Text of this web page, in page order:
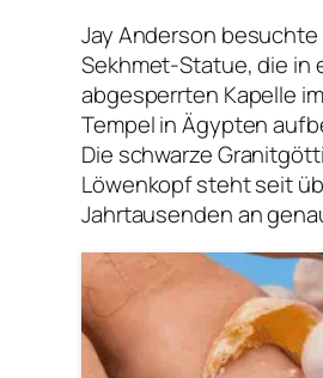
Jay Anderson besuchte
Sekhmet-Statue, die in
abgesperrten Kapelle
Tempel in Ägypten
Die schwarze
Löwenkopf steht seit
Jahrtausenden an